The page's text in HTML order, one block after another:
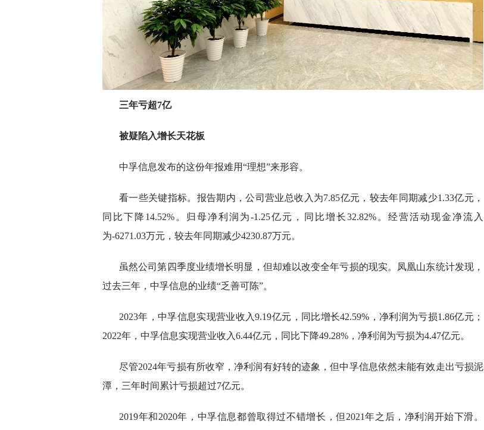
三年亏超7亿
被疑陷入增长天花板
中孚信息发布的这份年报难用“理想”来形容。
看一些关键指标。报告期内，公司营业总收入为7.85亿元，较去年同期减少1.33亿元，
同比下降14.52%。归母净利润为-1.25亿元，同比增长32.82%。经营活动现金净流入
为-6271.03万元，较去年同期减少4230.87万元。
虽然公司第四季度业绩增长明显，但却难以改变全年亏损的现实。凤凰山东统计发现，
过去三年，中孚信息的业绩“乏善可陈”。
2023年，中孚信息实现营业收入9.19亿元，同比增长42.59%，净利润为亏损1.86亿元；
2022年，中孚信息实现营业收入6.44亿元，同比下降49.28%，净利润为亏损为4.47亿元。
尽管2024年亏损有所收窄，净利润有好转的迹象，但中孚信息依然未能有效走出亏损泥
潭，三年时间累计亏损超过7亿元。
2019年和2020年，中孚信息都曾取得过不错增长，但2021年之后，净利润开始下滑。